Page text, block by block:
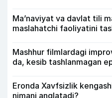
Ma’naviyat va davlat tili
maslahatchi faoliyatini
Mashhur filmlardagi
da, kesib tashlanmagan
Eronda Xavfsizlik
nimani anglatadi?